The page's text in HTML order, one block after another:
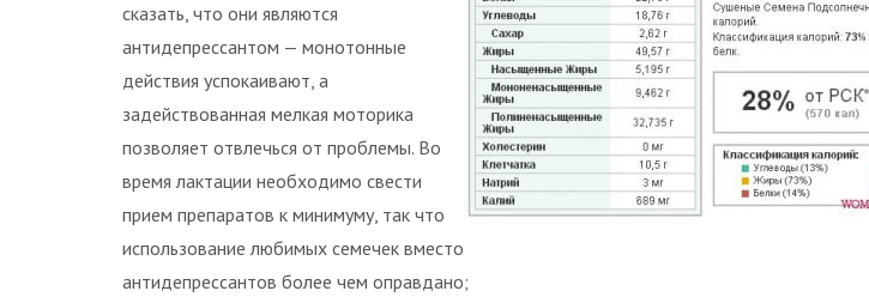
сказать, что они являются
антидепрессантом — монотонные
действия успокаивают, а
задействованная мелкая моторика
позволяет отвлечься от проблемы. Во
время лактации необходимо свести
прием препаратов к минимуму, так что
использование любимых семечек вместо
антидепрессантов более чем оправдано;